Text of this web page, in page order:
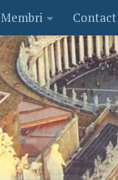
Membri Contact